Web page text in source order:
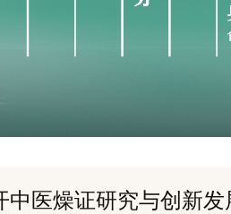
中医燥证研究与创新